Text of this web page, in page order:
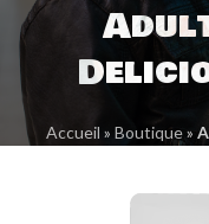
Accueil » Boutique»